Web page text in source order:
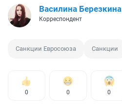
Василина Березкина
Корреспондент
Санкции Евросоюза Санкции
0 0 0